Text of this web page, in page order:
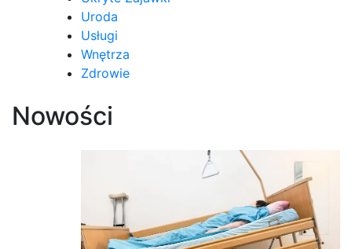
Uroda
Usługi
Wnętrza
Zdrowie
Nowości